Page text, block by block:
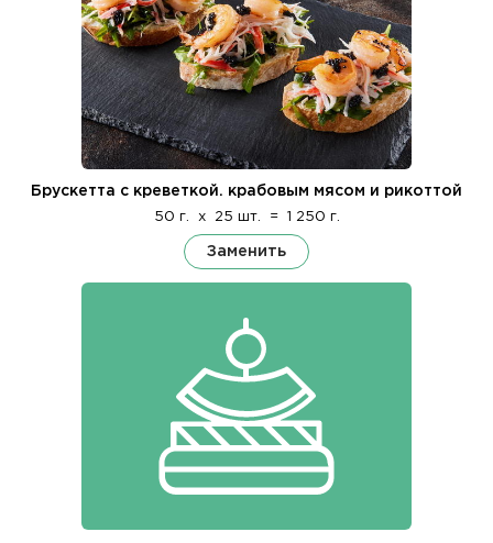
Брускетта с креветкой. крабовым мясом и рикоттой
50 г. x 25 шт. = 1 250 г.
Заменить